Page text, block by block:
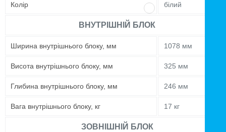
Колір білий
ВНУТРІШНІЙ БЛОК
Ширина внутрішнього блоку, мм 1078 мм
Висота внутрішнього блоку, мм 325 мм
Глибина внутрішнього блоку, мм 246 мм
Вага внутрішнього блоку, кг 17 кг
ЗОВНІШНІЙ БЛОК